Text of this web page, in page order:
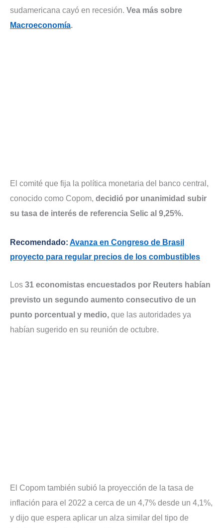
sudamericana cayó en recesión. Vea más sobre
Macroeconomía.
El comité que fija la política monetaria del banco central,
conocido como Copom, decidió por unanimidad subir
su tasa de interés de referencia Selic al 9,25%.
Recomendado: Avanza en Congreso de Brasil
proyecto para regular precios de los combustibles
Los 31 economistas encuestados por Reuters habían
previsto un segundo aumento consecutivo de un
punto porcentual y medio, que las autoridades ya
habían sugerido en su reunión de octubre.
El Copom también subió la proyección de la tasa de
inflación para el 2022 a cerca de un 4,7% desde un 4,1%,
y dijo que espera aplicar un alza similar del tipo de